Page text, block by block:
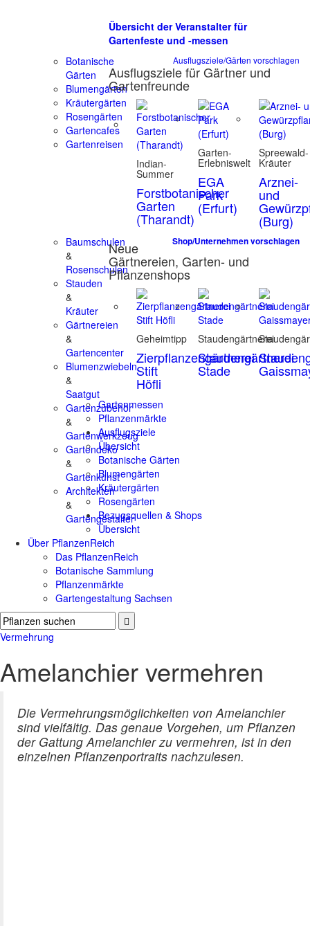
Übersicht der Veranstalter für
Gartenfeste und -messen
Botanische
Gärten
Blumengärten
Kräutergärten
Rosengärten
Gartencafes
Gartenreisen
Ausflugsziele/Gärten vorschlagen
Ausflugsziele für Gärtner und
Gartenfreunde
Indian-
Summer
Forstbotanischer
Garten
(Tharandt)
Garten-
Erlebniswelt
EGA
Park
(Erfurt)
Spreewald-
Kräuter
Arznei-
und
(Burg)
Baumschulen
&
Rosenschulen
Stauden
&
Kräuter
Gärtnereien
&
Gartencenter
Blumenzwiebeln
&
Saatgut
Gartenzubehör
&
Gartenwerkzeug
Gartendeko
&
Gartenkunst
Architekten
&
Gartengestalter
Shop/Unternehmen vorschlagen
Neue
Gärtnereien, Garten- und
Pflanzenshops
Geheimtipp
Zierpflanzengärtnerei
Stift
Höfli
Staudengärtnerei
Staudengärtnerei
Stade
Gartenmessen
Pflanzenmärkte
Ausflugsziele
Übersicht
Botanische Gärten
Blumengärten
Kräutergärten
Rosengärten
Bezugsquellen & Shops
Übersicht
Über PflanzenReich
Das PflanzenReich
Botanische Sammlung
Pflanzenmärkte
Gartengestaltung Sachsen
Vermehrung
Amelanchier vermehren
Die Vermehrungsmöglichkeiten von Amelanchier
sind vielfältig. Das genaue Vorgehen, um Pflanzen
der Gattung Amelanchier zu vermehren, ist in den
einzelnen Pflanzenportraits nachzulesen.